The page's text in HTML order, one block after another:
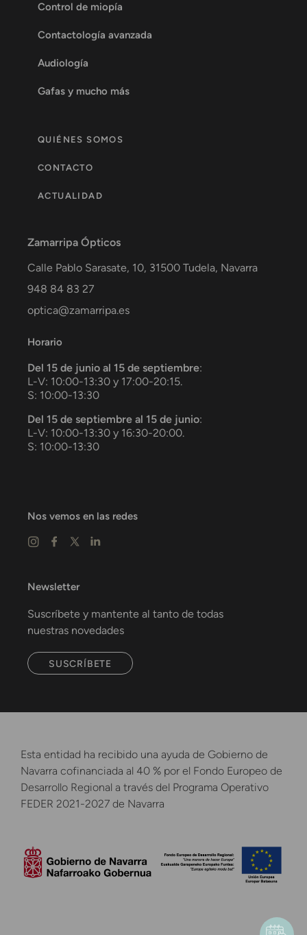
Control de miopía
Contactología avanzada
Audiología
Gafas y mucho más
QUIÉNES SOMOS
CONTACTO
ACTUALIDAD
Zamarripa Ópticos
Calle Pablo Sarasate, 10, 31500 Tudela, Navarra
948 84 83 27
optica@zamarripa.es
Horario
Del 15 de junio al 15 de septiembre:
L-V: 10:00-13:30 y 17:00-20:15.
S: 10:00-13:30
Del 15 de septiembre al 15 de junio:
L-V: 10:00-13:30 y 16:30-20:00.
S: 10:00-13:30
Nos vemos en las redes
Newsletter
Suscríbete y mantente al tanto de todas
nuestras novedades
SUSCRÍBETE
Esta entidad ha recibido una ayuda de Gobierno de
Navarra cofinanciada al 40 % por el Fondo Europeo de
Desarrollo Regional a través del Programa Operativo
FEDER 2021-2027 de Navarra